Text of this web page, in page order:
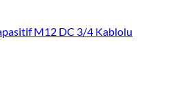
M12 DC 3/4 Kablolu